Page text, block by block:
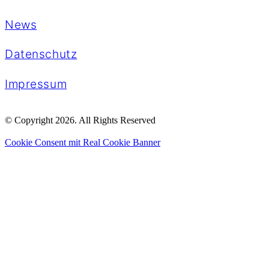
News
Datenschutz
Impressum
© Copyright 2026. All Rights Reserved
Cookie Consent mit Real Cookie Banner